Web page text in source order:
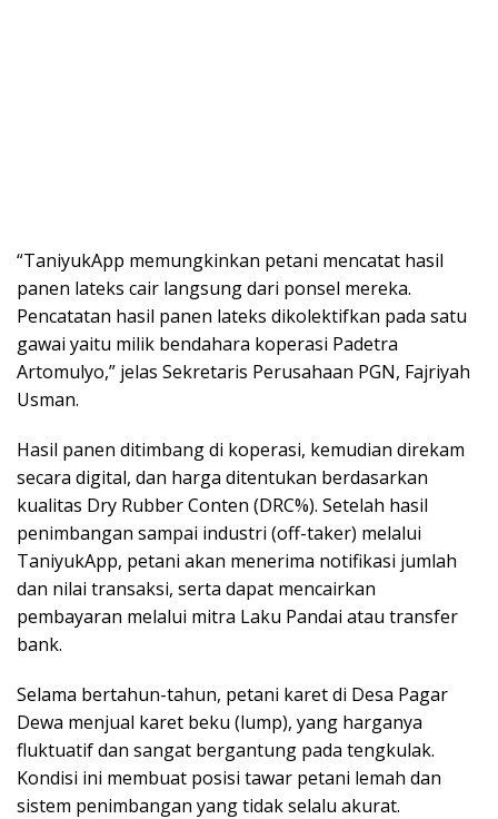
“TaniyukApp memungkinkan petani mencatat hasil
panen lateks cair langsung dari ponsel mereka.
Pencatatan hasil panen lateks dikolektifkan pada satu
gawai yaitu milik bendahara koperasi Padetra
Artomulyo,” jelas Sekretaris Perusahaan PGN, Fajriyah
Usman.
Hasil panen ditimbang di koperasi, kemudian direkam
secara digital, dan harga ditentukan berdasarkan
kualitas Dry Rubber Conten (DRC%). Setelah hasil
penimbangan sampai industri (off-taker) melalui
TaniyukApp, petani akan menerima notifikasi jumlah
dan nilai transaksi, serta dapat mencairkan
pembayaran melalui mitra Laku Pandai atau transfer
bank.
Selama bertahun-tahun, petani karet di Desa Pagar
Dewa menjual karet beku (lump), yang harganya
fluktuatif dan sangat bergantung pada tengkulak.
Kondisi ini membuat posisi tawar petani lemah dan
sistem penimbangan yang tidak selalu akurat.